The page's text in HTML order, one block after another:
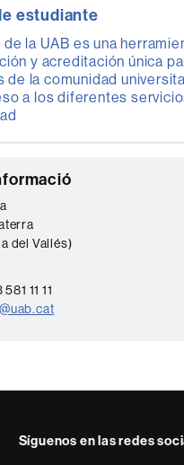
estudiante
la UAB es una
y acreditación única
de la comunidad
a los diferentes
del Vallés)
11 11
Síguenos en las redes